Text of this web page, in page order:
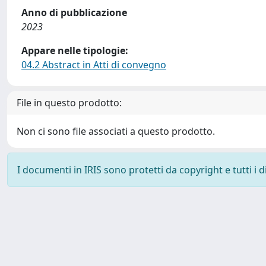
Anno di pubblicazione
2023
Appare nelle tipologie:
04.2 Abstract in Atti di convegno
File in questo prodotto:
Non ci sono file associati a questo prodotto.
I documenti in IRIS sono protetti da copyright e tutti i